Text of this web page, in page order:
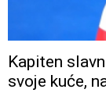
Kapiten
svoje kuće,